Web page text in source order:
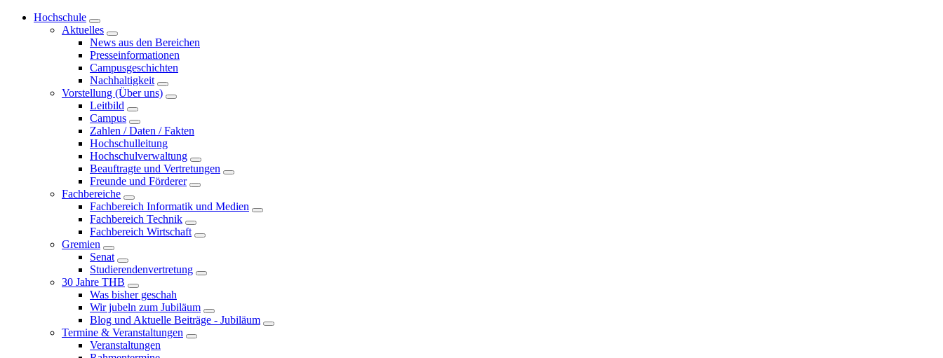
Hochschule
Aktuelles
News aus den Bereichen
Presseinformationen
Campusgeschichten
Nachhaltigkeit
Vorstellung (Über uns)
Leitbild
Campus
Zahlen / Daten / Fakten
Hochschulleitung
Hochschulverwaltung
Beauftragte und Vertretungen
Freunde und Förderer
Fachbereiche
Fachbereich Informatik und Medien
Fachbereich Technik
Fachbereich Wirtschaft
Gremien
Senat
Studierendenvertretung
30 Jahre THB
Was bisher geschah
Wir jubeln zum Jubiläum
Blog und Aktuelle Beiträge - Jubiläum
Termine & Veranstaltungen
Veranstaltungen